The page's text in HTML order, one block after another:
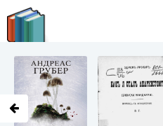
LITMIR.ORG